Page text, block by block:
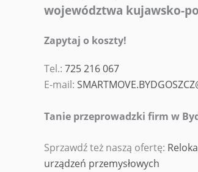
województwa kujawsko-
Zapytaj o koszty!
Tel.: 725 216 067
E-mail:
Tanie przeprowadzki firm w
Sprzawdź też naszą ofertę:
urządzeń przemysłowych